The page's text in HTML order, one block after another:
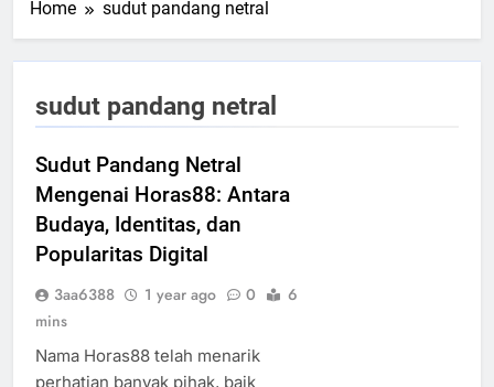
Home sudut pandang netral
sudut pandang netral
Sudut Pandang Netral
Mengenai Horas88: Antara
Budaya, Identitas, dan
Popularitas Digital
3aa6388 1 year ago 0
6
mins
Nama Horas88 telah menarik
perhatian banyak pihak, baik